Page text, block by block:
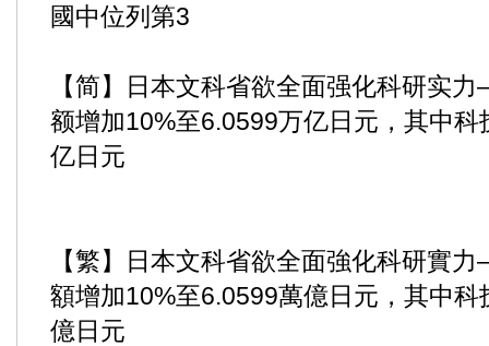
國中位列第3
【简】日本文科省欲全面强化科研实
额增加10%至6.0599万亿日元，其中
亿日元
【繁】日本文科省欲全面強化科研實
額增加10%至6.0599萬億日元，其中
億日元